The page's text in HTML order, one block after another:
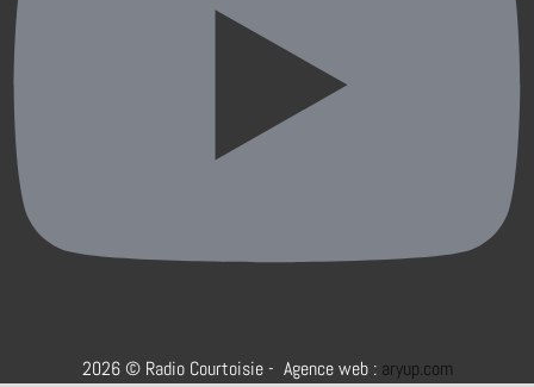
2026 © Radio Courtoisie - Agence web : aryup.com